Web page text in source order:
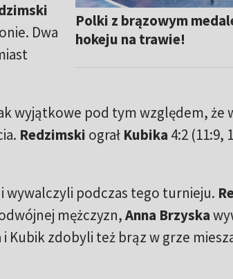
Polki z brązowym
hokeju na trawie!
Dwa
wyjątkowe pod tym względem, że
Redzimski ograł Kubika 4:2 (11:9,
wywalczyli podczas tego turnieju.
mężczyzn,Anna Brzyska
Kubik zdobyli też brąz w grze